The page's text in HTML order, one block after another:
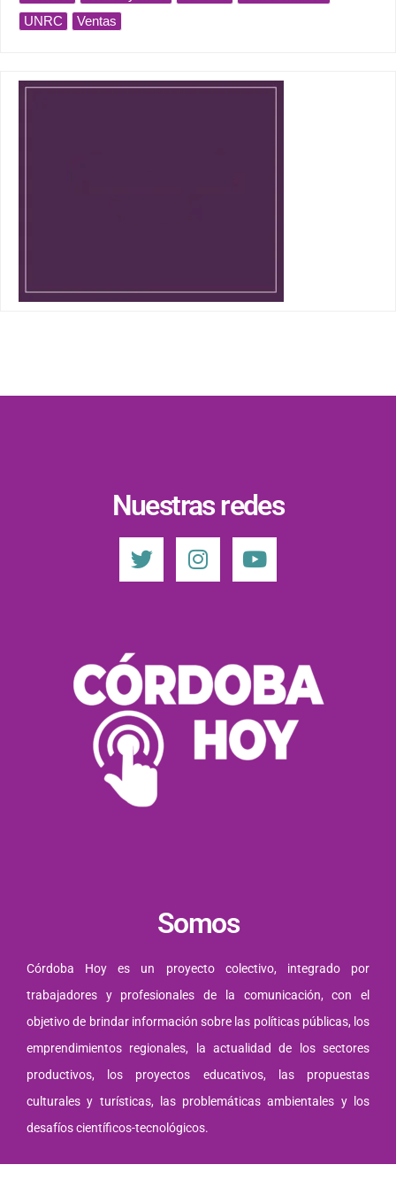
UNRC
Ventas
Nuestras redes
Somos
Córdoba Hoy es un proyecto colectivo, integrado por
trabajadores y profesionales de la comunicación, con el
objetivo de brindar información sobre las políticas públicas, los
emprendimientos regionales, la actualidad de los sectores
productivos, los proyectos educativos, las propuestas
culturales y turísticas, las problemáticas ambientales y los
desafíos científicos-tecnológicos.